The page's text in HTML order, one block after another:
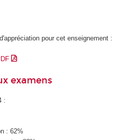
pour cet enseignement :
examens
:
: 62%